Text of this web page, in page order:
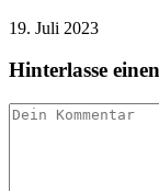
19. Juli 2023
Hinterlasse